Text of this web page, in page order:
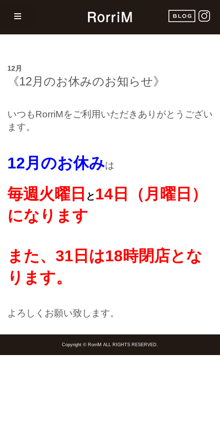
12月
《12月のお休みのお知らせ》
いつもRorriMをご利用いただきありがとうござい
ます。
12月のお休みは
毎週火曜日 と 14日（月曜日）
になります
また、31日は18時閉店とな
ります。
よろしくお願い致します。
Copyright © RorriM ALL RIGHTS RESERVED.